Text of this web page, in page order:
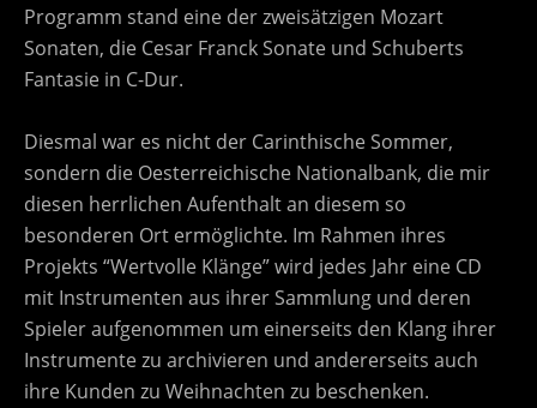
Programm stand eine der zweisätzigen Mozart
Sonaten, die Cesar Franck Sonate und Schuberts
Fantasie in C-Dur.
Diesmal war es nicht der Carinthische Sommer,
sondern die Oesterreichische Nationalbank, die mir
diesen herrlichen Aufenthalt an diesem so
besonderen Ort ermöglichte. Im Rahmen ihres
Projekts “Wertvolle Klänge” wird jedes Jahr eine CD
mit Instrumenten aus ihrer Sammlung und deren
Spieler aufgenommen um einerseits den Klang ihrer
Instrumente zu archivieren und andererseits auch
ihre Kunden zu Weihnachten zu beschenken.